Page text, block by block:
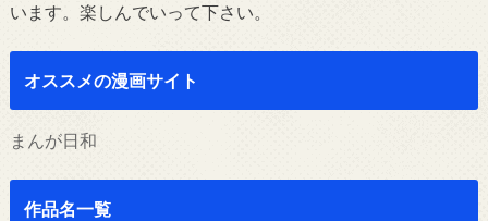
います。楽しんでいって下さい。
オススメの漫画サイト
まんが日和
作品名一覧